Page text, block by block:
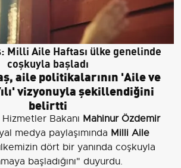
Milli Aile Haftası ülke genelinde
coşkuyla başladı
aile politikalarının 'Aile ve
vizyonuyla şekillendiğini
belirtti
Bakanı Mahinur Özdemir
medya paylaşımında Milli Aile
dört bir yanında coşkuyla
başladığını" duyurdu.